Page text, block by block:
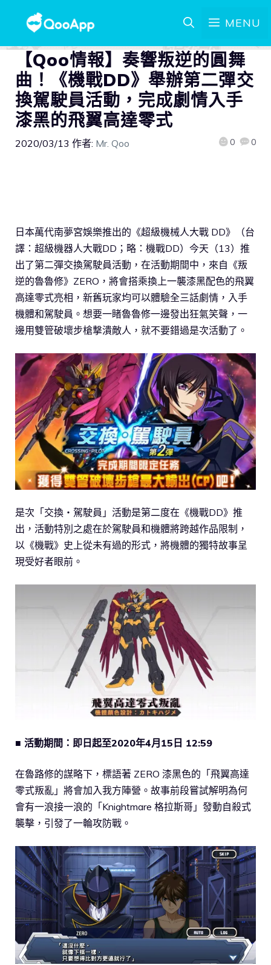
MENU
【Qoo情報】奏響叛逆的圓舞
曲！《機戰DD》舉辦第二彈交
換駕駛員活動，完成劇情入手
漆黑的飛翼高達零式
2020/03/13 作者: Mr. Qoo 0 0
日本萬代南夢宮娛樂推出的《超級機械人大戰 DD》（台
譯：超級機器人大戰DD；略：機戰DD）今天（13）推
出了第二彈交換駕駛員活動，在活動期間中，來自《叛
逆的魯魯修》ZERO，將會搭乘換上一襲漆黑配色的飛翼
高達零式亮相，新舊玩家均可以體驗全三話劇情，入手
機體和駕駛員。想要一睹魯魯修一邊發出狂氣笑聲，一
邊用雙管破壞步槍撃潰敵人，就不要錯過是次活動了。
是次「交換・駕駛員」活動是第二度在《機戰DD》推
出，活動特別之處在於駕駛員和機體將跨越作品限制，
以《機戰》史上從未有過的形式，將機體的獨特故事呈
現受好者眼前。
■ 活動期間：即日起至2020年4月15日 12:59
在魯路修的謀略下，標語著 ZERO 漆黑色的「飛翼高達
零式叛亂」將會加入我方陣營。故事前段嘗試解明為何
會有一浪接一浪的「Knightmare 格拉斯哥」發動自殺式
襲擊，引發了一輪攻防戰。